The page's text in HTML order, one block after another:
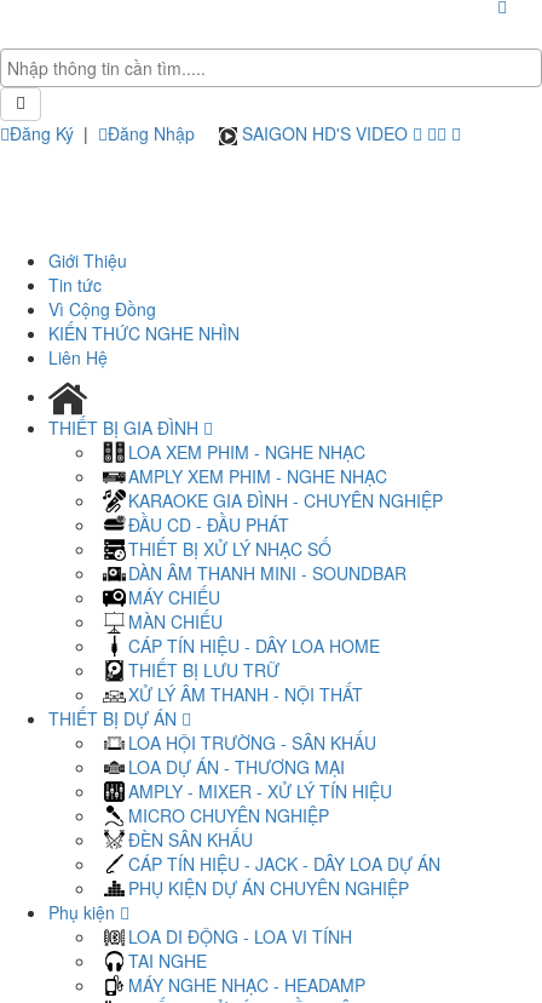
Đăng Ký | Đăng Nhập SAIGON HD'S VIDEO
Giới Thiệu
Tin tức
Vì Cộng Đồng
KIẾN THỨC NGHE NHÌN
Liên Hệ
THIẾT BỊ GIA ĐÌNH
LOA XEM PHIM - NGHE NHẠC
AMPLY XEM PHIM - NGHE NHẠC
KARAOKE GIA ĐÌNH - CHUYÊN NGHIỆP
ĐẦU CD - ĐẦU PHÁT
THIẾT BỊ XỬ LÝ NHẠC SỐ
DÀN ÂM THANH MINI - SOUNDBAR
MÁY CHIẾU
MÀN CHIẾU
CÁP TÍN HIỆU - DÂY LOA HOME
THIẾT BỊ LƯU TRỮ
XỬ LÝ ÂM THANH - NỘI THẤT
THIẾT BỊ DỰ ÁN
LOA HỘI TRƯỜNG - SÂN KHẤU
LOA DỰ ÁN - THƯƠNG MẠI
AMPLY - MIXER - XỬ LÝ TÍN HIỆU
MICRO CHUYÊN NGHIỆP
ĐÈN SÂN KHẤU
CÁP TÍN HIỆU - JACK - DÂY LOA DỰ ÁN
PHỤ KIỆN DỰ ÁN CHUYÊN NGHIỆP
Phụ kiện
LOA DI ĐỘNG - LOA VI TÍNH
TAI NGHE
MÁY NGHE NHẠC - HEADAMP